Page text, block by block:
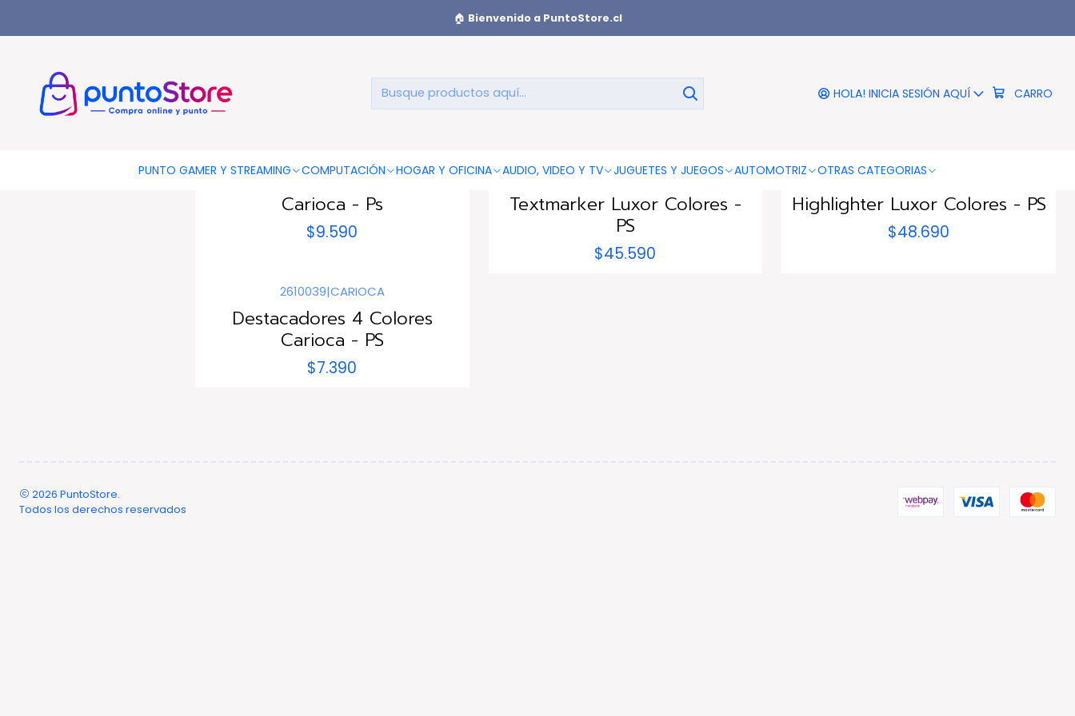
HOLA! INICIA SESIÓN AQUÍ CARRO
PUNTO GAMER Y STREAMING COMPUTACIÓN HOGAR Y OFICINA AUDIO, VIDEO Y TV JUGUETES Y JUEGOS AUTOMOTRIZ OTRAS CATEGORIAS
🏠 Bienvenido a PuntoStore.cl
Destacadores
Destacadores Pastel 6 Colores
Carioca - Ps
$9.590
Balde 50 Destacadores Mini
Textmarker Luxor Colores -
PS
$45.590
Balde 100 Destacadores Mini
Highlighter Luxor Colores - PS
$48.690
2610039|CARIOCA
Destacadores 4 Colores
Carioca - PS
$7.390
2026 PuntoStore.
Todos los derechos reservados